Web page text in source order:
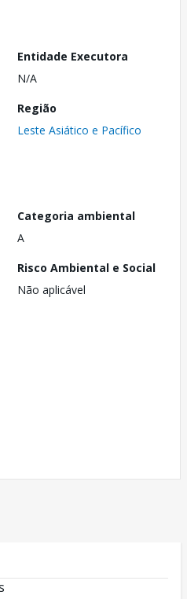
Entidade Executora
N/A
Região
Leste Asiático e Pacífico
Categoria ambiental
A
Risco Ambiental e Social
Não aplicável